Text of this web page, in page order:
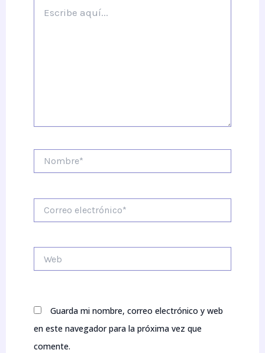
aquí...
electrónico*
Guarda mi nombre, correo electrónico y web
en este navegador para la próxima vez que
comente.